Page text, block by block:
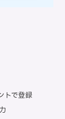
で登録